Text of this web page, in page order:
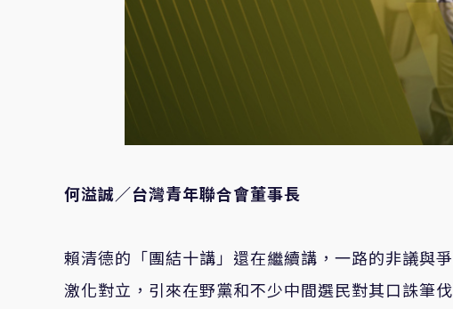
何溢誠／台灣青年聯合會董事長
賴清德的「團結十講」還在繼續講，一路的非議與
激化對立，引來在野黨和不少中間選民對其口誅筆